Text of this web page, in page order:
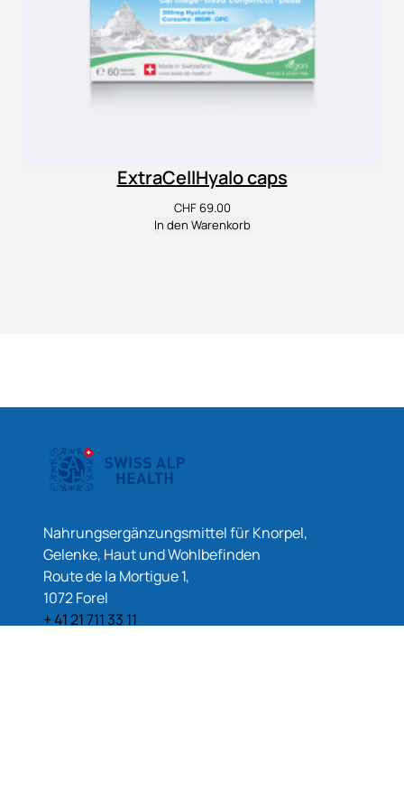
ExtraCellHyalo caps
CHF69.00
In den Warenkorb
Nahrungsergänzungsmittel für Knorpel,
Gelenke, Haut und Wohlbefinden
Route de la Mortigue 1,
1072 Forel
+ 41 21 711 33 11